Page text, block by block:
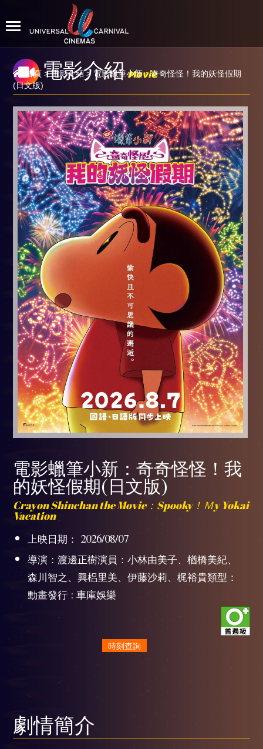
電影介紹Movie
首頁 >電影介紹> 電影蠟筆小新：奇奇怪怪！我的妖怪假期
(日文版)
電影蠟筆小新：奇奇怪怪！我
的妖怪假期(日文版)
Crayon Shinchan the Movie：Spooky！Ｍy Yokai
Vacation
上映日期： 2026/08/07
導演：渡邊正樹演員：小林由美子、楢橋美紀、
森川智之、興梠里美、伊藤沙莉、梶裕貴類型：
動畫發行 : 車庫娛樂
時刻查詢
劇情簡介